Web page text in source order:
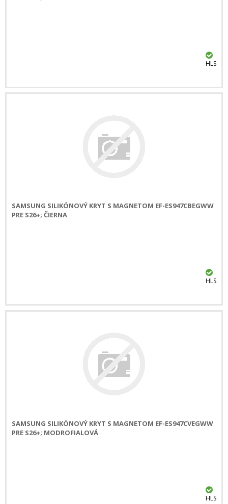
HLS
SAMSUNG SILIKÓNOVÝ KRYT S MAGNETOM EF-ES947CBEGWW
PRE S26+; ČIERNA
HLS
SAMSUNG SILIKÓNOVÝ KRYT S MAGNETOM EF-ES947CVEGWW
PRE S26+; MODROFIALOVÁ
HLS